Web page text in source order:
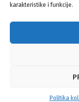
karakteristike i funkcije.
Politika
© Vijeće bošnjačke